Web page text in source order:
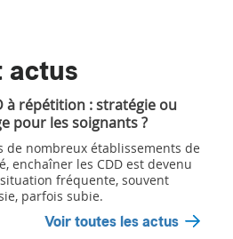
actus
à répétition : stratégie ou
pour les soignants ?
de nombreux établissements de
enchaîner les CDD est devenu
fréquente, souvent
parfois subie.
Voir toutes les actus